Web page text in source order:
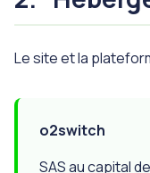
Le site et la
o2switch
SAS au capital